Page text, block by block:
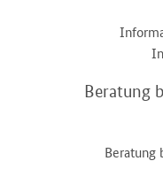
Beratung
Beratung